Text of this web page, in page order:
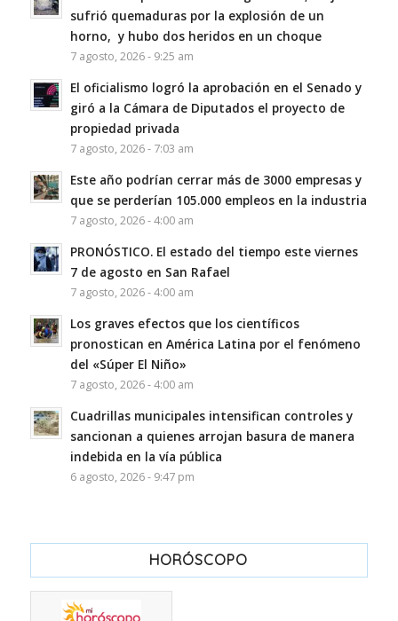
sufrió quemaduras por la explosión de un
horno, y hubo dos heridos en un choque
7 agosto, 2026 - 9:25 am
El oficialismo logró la aprobación en el Senado y
giró a la Cámara de Diputados el proyecto de
propiedad privada
7 agosto, 2026 - 7:03 am
Este año podrían cerrar más de 3000 empresas y
que se perderían 105.000 empleos en la industria
7 agosto, 2026 - 4:00 am
PRONÓSTICO. El estado del tiempo este viernes
7 de agosto en San Rafael
7 agosto, 2026 - 4:00 am
Los graves efectos que los científicos
pronostican en América Latina por el fenómeno
del «Súper El Niño»
7 agosto, 2026 - 4:00 am
Cuadrillas municipales intensifican controles y
sancionan a quienes arrojan basura de manera
indebida en la vía pública
6 agosto, 2026 - 9:47 pm
HORÓSCOPO